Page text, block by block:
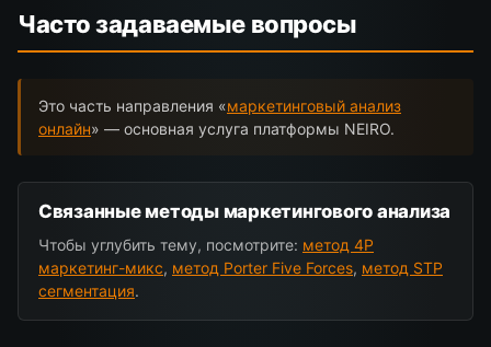
Часто задаваемые вопросы
Это часть направления «маркетинговый анализ
онлайн» — основная услуга платформы NEIRO.
Связанные методы маркетингового анализа
Чтобы углубить тему, посмотрите: метод 4P
маркетинг-микс, метод Porter Five Forces, метод STP
сегментация.